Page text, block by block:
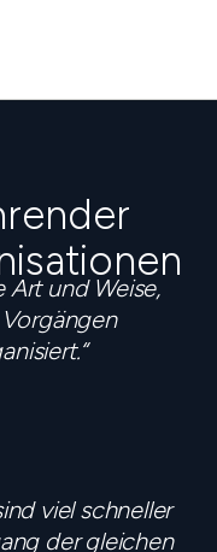
Art und Weise,
viel schneller
der gleichen